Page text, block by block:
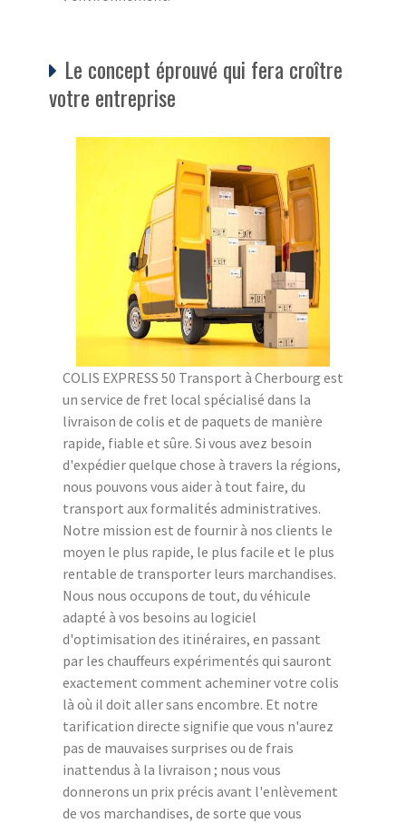
Le concept éprouvé qui fera croître
votre entreprise
COLIS EXPRESS 50 Transport à Cherbourg est
un service de fret local spécialisé dans la
livraison de colis et de paquets de manière
rapide, fiable et sûre. Si vous avez besoin
d'expédier quelque chose à travers la régions,
nous pouvons vous aider à tout faire, du
transport aux formalités administratives.
Notre mission est de fournir à nos clients le
moyen le plus rapide, le plus facile et le plus
rentable de transporter leurs marchandises.
Nous nous occupons de tout, du véhicule
adapté à vos besoins au logiciel
d'optimisation des itinéraires, en passant
par les chauffeurs expérimentés qui sauront
exactement comment acheminer votre colis
là où il doit aller sans encombre. Et notre
tarification directe signifie que vous n'aurez
pas de mauvaises surprises ou de frais
inattendus à la livraison ; nous vous
donnerons un prix précis avant l'enlèvement
de vos marchandises, de sorte que vous